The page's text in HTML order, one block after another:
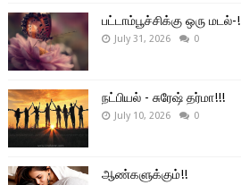
பட்டாம்பூச்சிக்கு ஒரு மடல்-
July 31, 2026 0
நட்பியல் - சுரேஷ் தர்மா!!!
July 10, 2026 0
ஆண்களுக்கும்!!